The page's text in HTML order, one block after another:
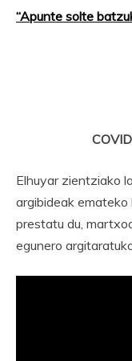
“Apunte solte
Elhuyar zientziako
argibideak
prestatu du,
egunero